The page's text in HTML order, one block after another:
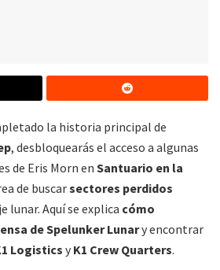
la historia principal de
, desbloquearás el acceso a algunas
de Eris Morn en Santuario en la
de buscarsectores perdidos
lunar. Aquí se explica cómo
de Spelunker Lunary encontrar
Logisticsy K1 Crew Quarters.